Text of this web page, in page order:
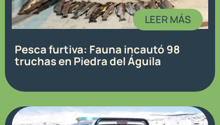
LEER MÁS
Pesca furtiva: Fauna incautó 98
truchas en Piedra del Águila